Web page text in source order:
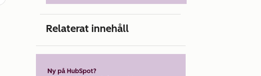
Relaterat innehåll